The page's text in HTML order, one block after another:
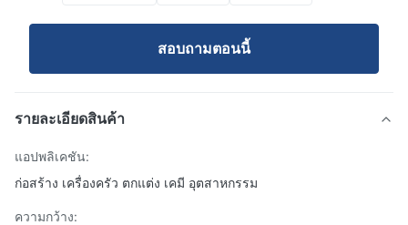
สอบถามตอนนี้
รายละเอียดสินค้า
แอปพลิเคชัน:
ก่อสร้าง เครื่องครัว ตกแต่ง เคมี อุตสาหกรรม
ความกว้าง: